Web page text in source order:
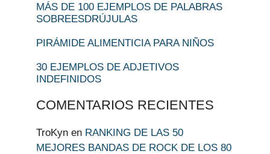
MÁS DE 100 EJEMPLOS DE PALABRAS
SOBREESDRÚJULAS
PIRÁMIDE ALIMENTICIA PARA NIÑOS
30 EJEMPLOS DE ADJETIVOS
INDEFINIDOS
COMENTARIOS RECIENTES
TroKyn en RANKING DE LAS 50
MEJORES BANDAS DE ROCK DE LOS 80